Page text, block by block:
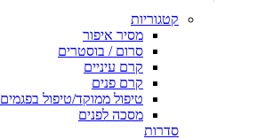
קטגוריות
מסיר איפור
סרום / בוסטרים
קרם עיניים
קרם פנים
טיפול ממוקד/טיפול בפגמים
מסכה לפנים
סדרות